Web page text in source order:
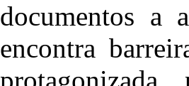
documentos a
encontra